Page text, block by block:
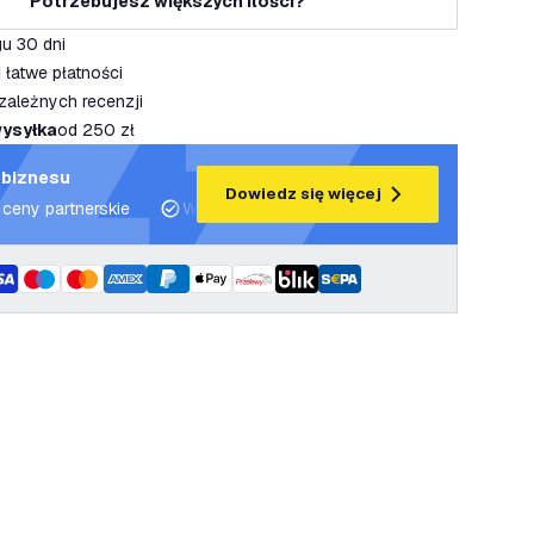
30 dni
płatności
recenzji
od 250 zł
partnerskie
Wsparcie projektowe i plany oświetleniowe
Dowiedz się więcej